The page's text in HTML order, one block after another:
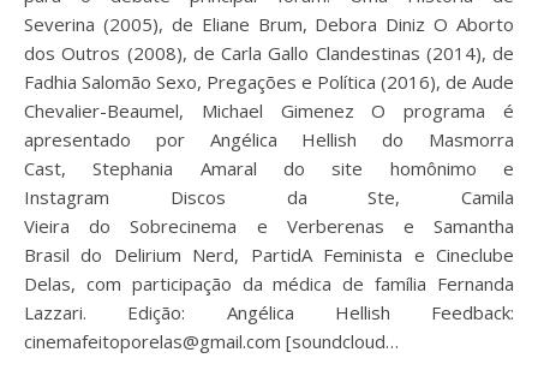
Severina (2005), de Eliane Brum, Debora Diniz O Aborto
dos Outros (2008), de Carla Gallo Clandestinas (2014), de
Fadhia Salomão Sexo, Pregações e Política (2016), de Aude
Chevalier-Beaumel, Michael Gimenez O programa é
apresentado por Angélica Hellish do Masmorra
Cast, Stephania Amaral do site homônimo e
Instagram Discos da Ste, Camila
Vieira do Sobrecinema e Verberenas e Samantha
Brasil do Delirium Nerd, PartidA Feminista e Cineclube
Delas, com participação da médica de família Fernanda
Lazzari. Edição: Angélica Hellish Feedback:
cinemafeitoporelas@gmail.com [soundcloud…